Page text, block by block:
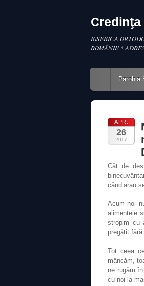
Credinţa
BISERICA
ROMÂNII! *
Main menu
Skip to content
Parohia
APR.
26
2017
Cât de
când arau
Acum noi
alimentele
stropim cu
pregătit
Tot ceea
mâncăm,
ne rugăm
cu noi la